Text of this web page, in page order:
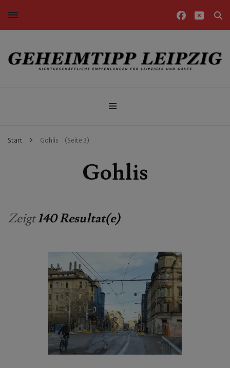
Nichtgeschäftliche Empfehlungen für Leipziger und Gäste
Start Gohlis (Seite 3)
Gohlis
Zeigt140 Resultat(e)